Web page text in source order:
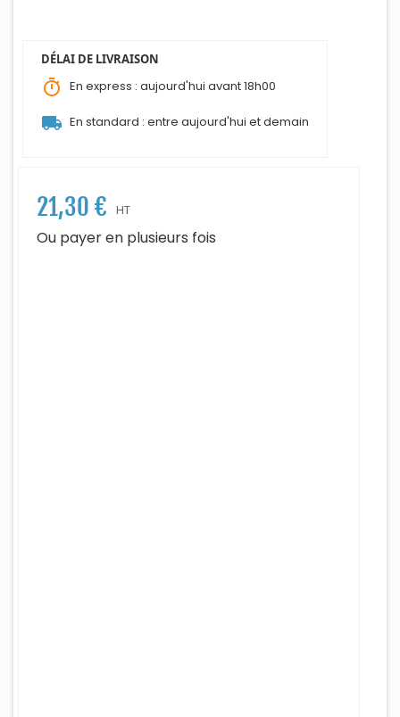
DÉLAI DE LIVRAISON
timer En express : aujourd'hui avant 18h00
local_shipping En standard : entre aujourd'hui et demain
21,30 € HT
Ou payer en plusieurs fois